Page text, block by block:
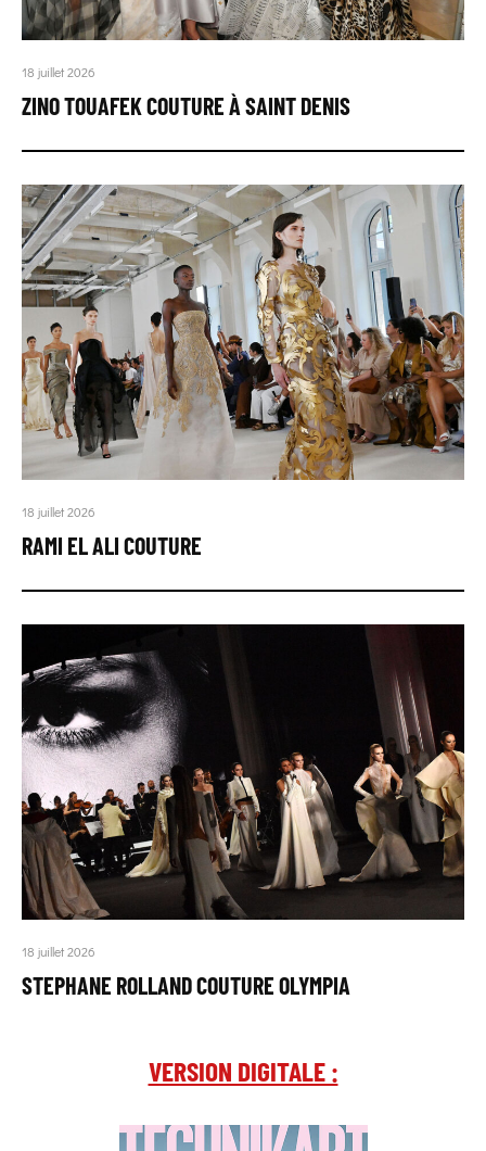
18 juillet 2026
ZINO TOUAFEK COUTURE À SAINT DENIS
18 juillet 2026
RAMI EL ALI COUTURE
18 juillet 2026
STEPHANE ROLLAND COUTURE OLYMPIA
VERSION DIGITALE :